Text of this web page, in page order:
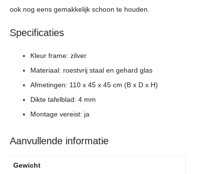
ook nog eens gemakkelijk schoon te houden.
Specificaties
Kleur frame: zilver
Materiaal: roestvrij staal en gehard glas
Afmetingen: 110 x 45 x 45 cm (B x D x H)
Dikte tafelblad: 4 mm
Montage vereist: ja
Aanvullende informatie
Gewicht